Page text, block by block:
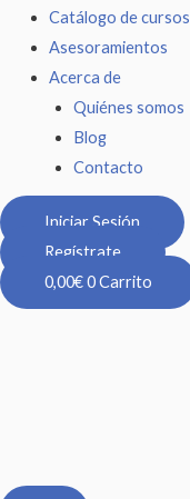
Catálogo de cursos
Asesoramientos
Acerca de
Quiénes somos
Blog
Contacto
Iniciar Sesión
Regístrate
0,00€0Carrito